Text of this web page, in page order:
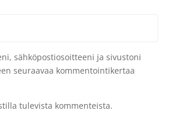
sähköpostiosoitteeni ja sivustoni
seuraavaa kommentointikertaa
tulevista kommenteista.